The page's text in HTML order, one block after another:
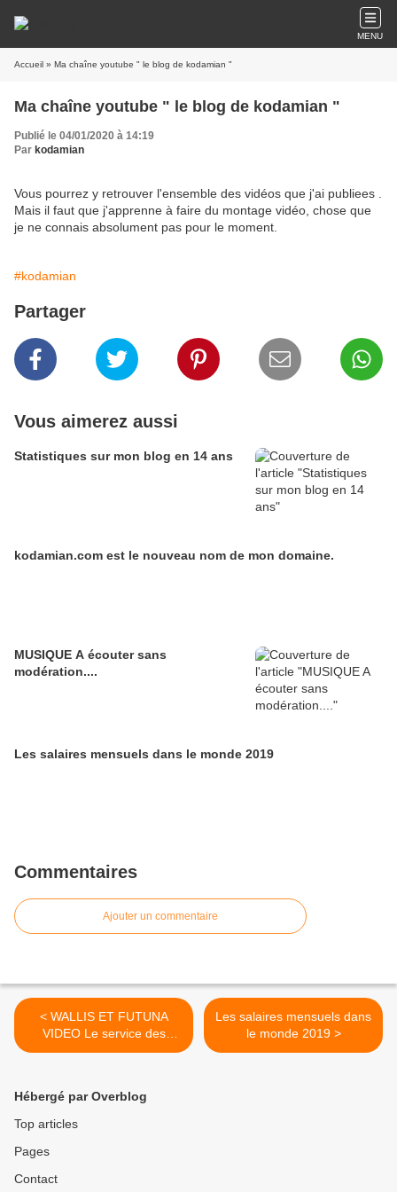
MENU
Accueil » Ma chaîne youtube " le blog de kodamian "
Ma chaîne youtube " le blog de kodamian "
Publié le 04/01/2020 à 14:19
Par kodamian
Vous pourrez y retrouver l'ensemble des vidéos que j'ai publiees .
Mais il faut que j'apprenne à faire du montage vidéo, chose que
je ne connais absolument pas pour le moment.
#kodamian
Partager
Vous aimerez aussi
Statistiques sur mon blog en 14 ans
kodamian.com est le nouveau nom de mon domaine.
MUSIQUE A écouter sans
modération....
Les salaires mensuels dans le monde 2019
Commentaires
Ajouter un commentaire
< WALLIS ET FUTUNA
VIDEO Le service des
Postes et
Les salaires mensuels dans
le monde 2019 >
Hébergé par Overblog
Top articles
Pages
Contact